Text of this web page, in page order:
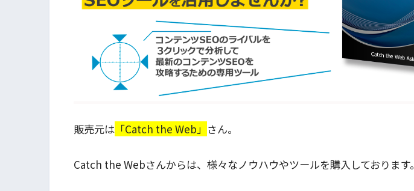
販売元は 「Catch the Web」 さん。
Catch the Webさんからは、様々なノウハウやツールを購入しております。